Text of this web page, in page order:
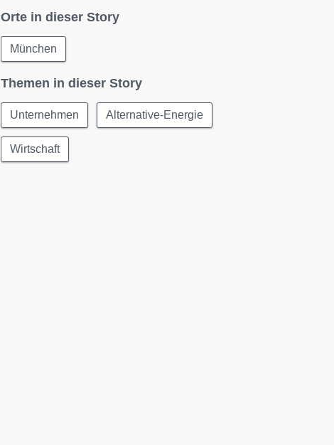
Orte in dieser Story
München
Themen in dieser Story
Unternehmen Alternative-Energie
Wirtschaft